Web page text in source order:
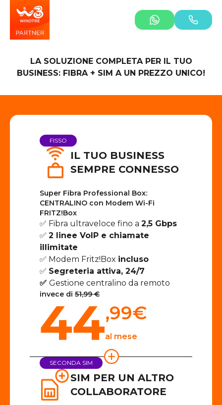
LA SOLUZIONE COMPLETA PER IL TUO
BUSINESS: FIBRA + SIM A UN PREZZO UNICO!
FISSO
IL TUO BUSINESS
SEMPRE CONNESSO
Super Fibra Professional Box:
CENTRALINO con Modem Wi-Fi
FRITZ!Box
✅ Fibra ultraveloce fino a 2,5 Gbps
✅ 2 linee VoIP e chiamate
illimitate
✅ Modem Fritz!Box incluso
✅ Segreteria attiva, 24/7
✅ Gestione centralino da remoto
invece di 51,99 €
44,99€
al mese
SECONDA SIM
SIM PER UN ALTRO
COLLABORATORE